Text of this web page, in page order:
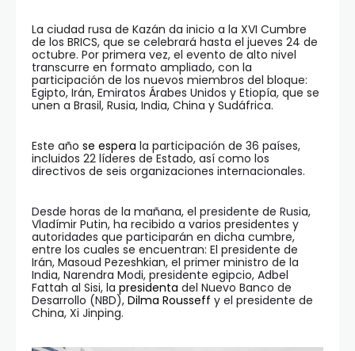
La ciudad rusa de Kazán da inicio a la XVI Cumbre
de los BRICS, que se celebrará hasta el jueves 24 de
octubre. Por primera vez, el evento de alto nivel
transcurre en formato ampliado, con la
participación de los nuevos miembros del bloque:
Egipto, Irán, Emiratos Árabes Unidos y Etiopía, que se
unen a Brasil, Rusia, India, China y Sudáfrica.
Este año se espera la participación de 36 países,
incluidos 22 líderes de Estado, así como los
directivos de seis organizaciones internacionales.
Desde horas de la mañana, el presidente de Rusia,
Vladímir Putin, ha recibido a varios presidentes y
autoridades que participarán en dicha cumbre,
entre los cuales se encuentran: El presidente de
Irán, Masoud Pezeshkian, el primer ministro de la
India, Narendra Modi, presidente egipcio, Adbel
Fattah al Sisi, la presidenta del Nuevo Banco de
Desarrollo (NBD), Dilma Rousseff y el presidente de
China, Xi Jinping.